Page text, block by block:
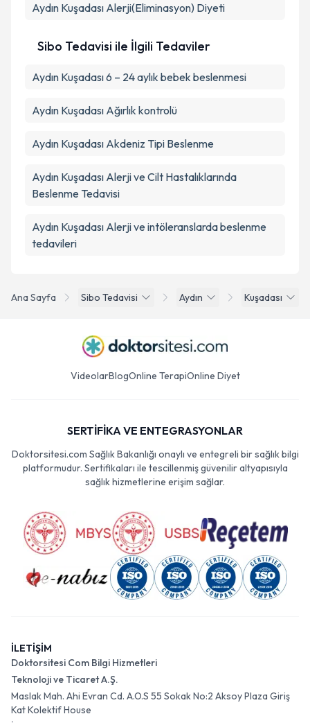
Ana Sayfa Sibo Tedavisi Aydın Kuşadası
Aydın Kuşadası Alerji(Eliminasyon) Diyeti
Sibo Tedavisi ile İlgili Tedaviler
Aydın Kuşadası 6 – 24 aylık bebek beslenmesi
Aydın Kuşadası Ağırlık kontrolü
Aydın Kuşadası Akdeniz Tipi Beslenme
Aydın Kuşadası Alerji ve Cilt Hastalıklarında
Beslenme Tedavisi
Aydın Kuşadası Alerji ve intöleranslarda beslenme
tedavileri
VideolarBlogOnline TerapiOnline Diyet
SERTİFİKA VE ENTEGRASYONLAR
Doktorsitesi.com Sağlık Bakanlığı onaylı ve entegreli bir sağlık bilgi
platformudur. Sertifikaları ile tescillenmiş güvenilir altyapısıyla
sağlık hizmetlerine erişim sağlar.
İLETİŞİM
Doktorsitesi Com Bilgi Hizmetleri
Teknoloji ve Ticaret A.Ş.
Maslak Mah. Ahi Evran Cd. A.O.S 55 Sokak No:2 Aksoy Plaza Giriş
Kat Kolektif House